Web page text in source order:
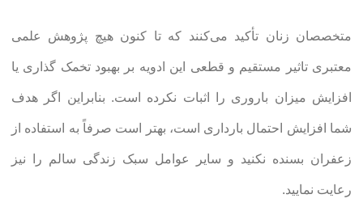
متخصصان زنان تأکید می‌کنند که تا کنون هیچ پژوهش علمی
معتبری تاثیر مستقیم و قطعی این ادویه بر بهبود تخمک گذاری یا
افزایش میزان باروری را اثبات نکرده است. بنابراین اگر هدف
شما افزایش احتمال بارداری است، بهتر است صرفاً به استفاده از
زعفران بسنده نکنید و سایر عوامل سبک زندگی سالم را نیز
رعایت نمایید.